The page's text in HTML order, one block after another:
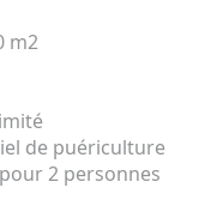
m2
de puériculture
2 personnes